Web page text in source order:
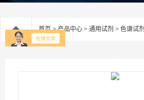
首页>产品中心 > 通用试剂 > 色谱试剂